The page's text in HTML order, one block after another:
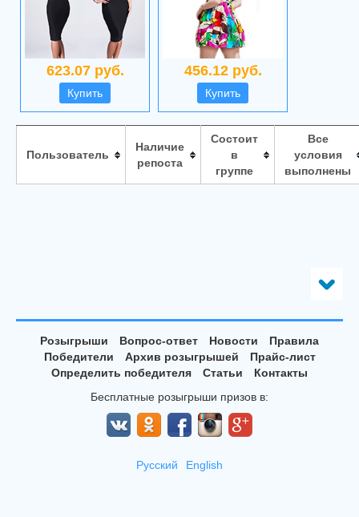
623.07 руб.
Купить
456.12 руб.
Купить
Пользователь
Наличие
репоста
Состоит
в
группе
Все
условия
выполнены
Розыгрыши Вопрос-ответ Новости
Правила
Победители
Архив розыгрышей
Прайс-лист
Определить победителя
Статьи
Контакты
Бесплатные розыгрыши призов в:
Русский English